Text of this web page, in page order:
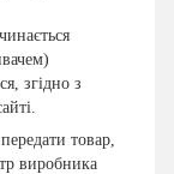
згідно з
товар,
виробника